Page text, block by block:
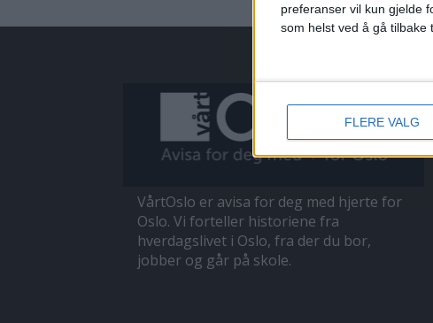
preferanser vil kun gjelde
som helst ved å gå tilbake
FLERE VALG
VårtOslo er avisa for deg med hjerte for
Oslo. Vi forteller historiene fra
hverdagslivet i Oslo, fra der du bor,
jobber og går på skole.